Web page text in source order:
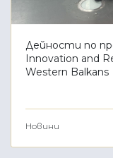
Дейности по
Innovation and
Western Balkans
Новини